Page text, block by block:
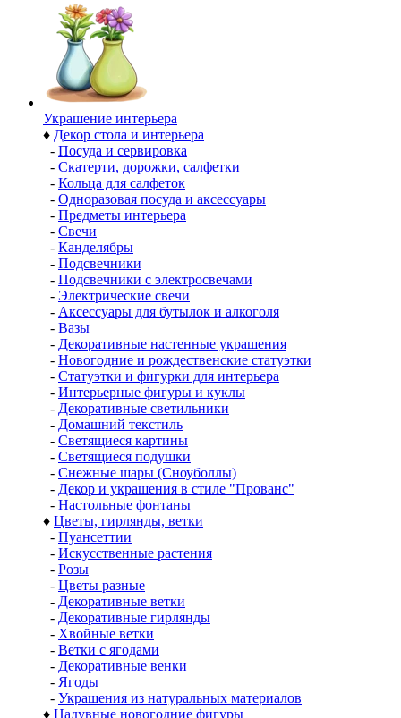
Украшение интерьера
♦ Декор стола и интерьера
- Посуда и сервировка
- Скатерти, дорожки, салфетки
- Кольца для салфеток
- Одноразовая посуда и аксессуары
- Предметы интерьера
- Свечи
- Канделябры
- Подсвечники
- Подсвечники с электросвечами
- Электрические свечи
- Аксессуары для бутылок и алкоголя
- Вазы
- Декоративные настенные украшения
- Новогодние и рождественские статуэтки
- Статуэтки и фигурки для интерьера
- Интерьерные фигуры и куклы
- Декоративные светильники
- Домашний текстиль
- Светящиеся картины
- Светящиеся подушки
- Снежные шары (Сноуболлы)
- Декор и украшения в стиле "Прованс"
- Настольные фонтаны
♦ Цветы, гирлянды, ветки
- Пуансеттии
- Искусственные растения
- Розы
- Цветы разные
- Декоративные ветки
- Декоративные гирлянды
- Хвойные ветки
- Ветки с ягодами
- Декоративные венки
- Ягоды
- Украшения из натуральных материалов
♦ Надувные новогодние фигуры